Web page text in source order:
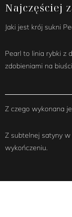
Najczęściej
Jaki jest krój sukni
Pearl to linia rybki z
zdobieniami na
Z czego wykonana
Z subtelnej satyny
wykończeniu.